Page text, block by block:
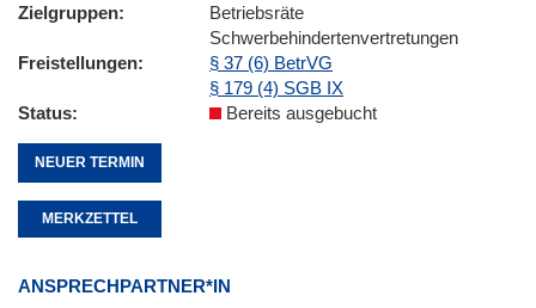
Zielgruppen
Betriebsräte
Schwerbehindertenvertretungen
Freistellungen
§ 37 (6) BetrVG
§ 179 (4) SGB IX
Status
Bereits ausgebucht
NEUER TERMIN
MERKZETTEL
ANSPRECHPARTNER*IN